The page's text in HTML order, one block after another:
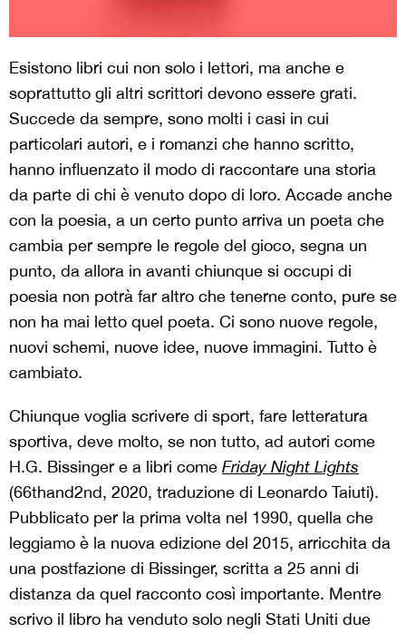
Esistono libri cui non solo i lettori, ma anche e
soprattutto gli altri scrittori devono essere grati.
Succede da sempre, sono molti i casi in cui
particolari autori, e i romanzi che hanno scritto,
hanno influenzato il modo di raccontare una storia
da parte di chi è venuto dopo di loro. Accade anche
con la poesia, a un certo punto arriva un poeta che
cambia per sempre le regole del gioco, segna un
punto, da allora in avanti chiunque si occupi di
poesia non potrà far altro che tenerne conto, pure se
non ha mai letto quel poeta. Ci sono nuove regole,
nuovi schemi, nuove idee, nuove immagini. Tutto è
cambiato.
Chiunque voglia scrivere di sport, fare letteratura
sportiva, deve molto, se non tutto, ad autori come
H.G. Bissinger e a libri come Friday Night Lights
(66thand2nd, 2020, traduzione di Leonardo Taiuti).
Pubblicato per la prima volta nel 1990, quella che
leggiamo è la nuova edizione del 2015, arricchita da
una postfazione di Bissinger, scritta a 25 anni di
distanza da quel racconto così importante. Mentre
scrivo il libro ha venduto solo negli Stati Uniti due